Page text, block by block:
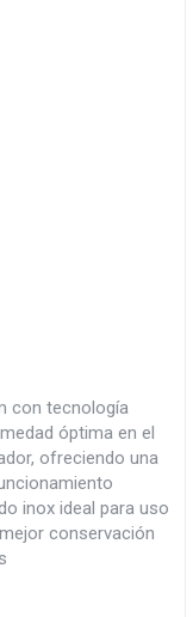
con tecnología
óptima en el
ofreciendo una
inox ideal para uso
conservación